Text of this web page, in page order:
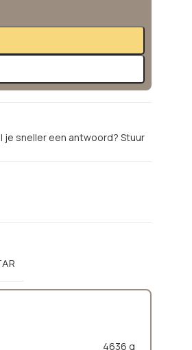
je sneller een antwoord? Stuur
4636 g